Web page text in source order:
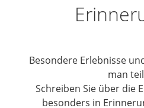
Besondere Erlebnisse
man
Schreiben Sie über die
besonders in